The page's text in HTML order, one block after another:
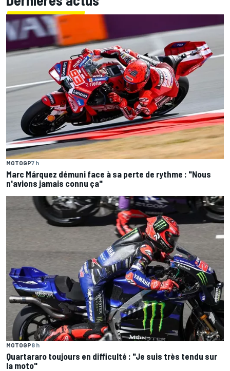
MOTOGP7 h
Marc Márquez démuni face à sa perte de rythme : "Nous
n'avions jamais connu ça"
MOTOGP8 h
Quartararo toujours en difficulté : "Je suis très tendu sur
la moto"